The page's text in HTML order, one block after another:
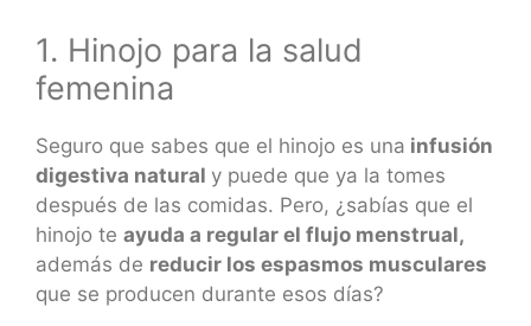
1. Hinojo para la salud
femenina
Seguro que sabes que el hinojo es una infusión
digestiva natural y puede que ya la tomes
después de las comidas. Pero, ¿sabías que el
hinojo te ayuda a regular el flujo menstrual,
además de reducir los espasmos musculares
que se producen durante esos días?